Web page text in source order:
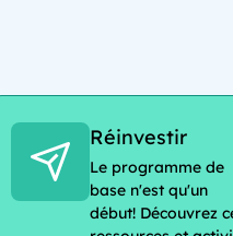
Réinvestir
Le programme de
base n'est qu'un
début! Découvrez